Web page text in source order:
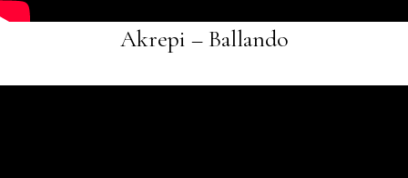
Akrepi – Ballando